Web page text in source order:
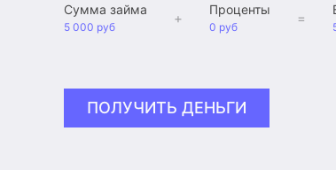
Сумма займа
5 000 руб
+
Проценты
0 руб
=
ПОЛУЧИТЬ ДЕНЬГИ